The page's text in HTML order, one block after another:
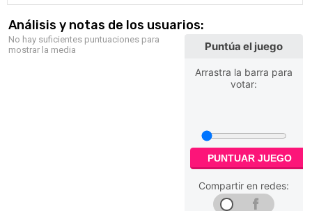
Análisis y notas de los usuarios:
No hay suficientes puntuaciones para
mostrar la media
Puntúa el juego
Arrastra la barra para
votar:
PUNTUAR JUEGO
Compartir en redes: